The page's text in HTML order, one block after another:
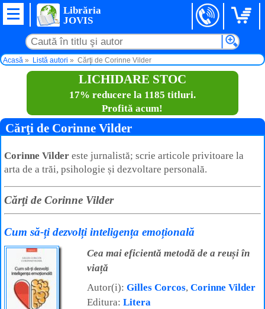
Librăria
JOVIS
Acasă Listă autori Cărţi de Corinne Vilder
LICHIDARE STOC
17% reducere la 1185 titluri.
Profită acum!
Cărţi de Corinne Vilder
Corinne Vilder este jurnalistă; scrie articole privitoare la
arta de a trăi, psihologie și dezvoltare personală.
Cărţi de Corinne Vilder
Cum să-ți dezvolți inteligența emoțională
Cea mai eficientă metodă de a reuși în
viață
Autor(i): Gilles Corcos, Corinne Vilder
Editura: Litera